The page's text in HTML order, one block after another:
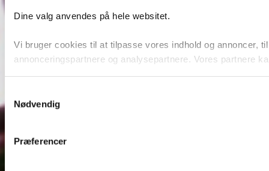
Dine valg anvendes på hele websitet.
Vi bruger cookies til at tilpasse vores indhold og annoncer,
annonceringspartnere og analysepartnere. Vores partnere
Nødvendig
Præferencer